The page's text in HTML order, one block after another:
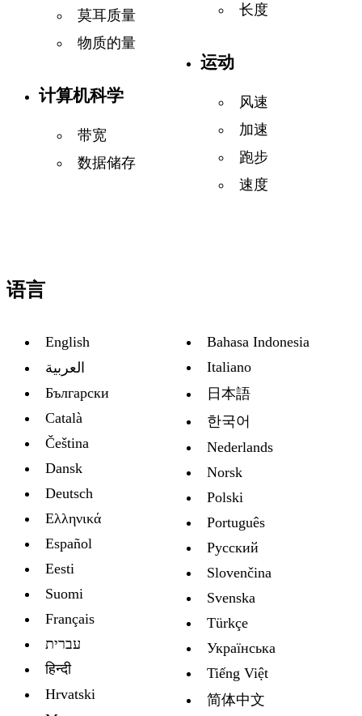
莫耳质量
物质的量
计算机科学
带宽
数据储存
长度
运动
风速
加速
跑步
速度
语言
English
العربية
Български
Català
Čeština
Dansk
Deutsch
Ελληνικά
Español
Eesti
Suomi
Français
עברית
हिन्दी
Hrvatski
Bahasa Indonesia
Italiano
日本語
한국어
Nederlands
Norsk
Polski
Português
Русский
Slovenčina
Svenska
Türkçe
Украïнська
Tiếng Việt
简体中文